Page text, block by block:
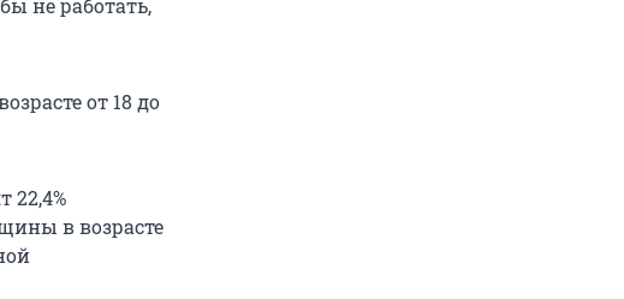
не работать,
от 18 до
22,4%
в возрасте